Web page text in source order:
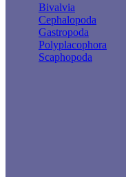
Bivalvia
Cephalopoda
Gastropoda
Polyplacophora
Scaphopoda